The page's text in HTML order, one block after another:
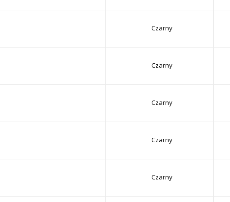
Czarny
Czarny
Czarny
Czarny
Czarny